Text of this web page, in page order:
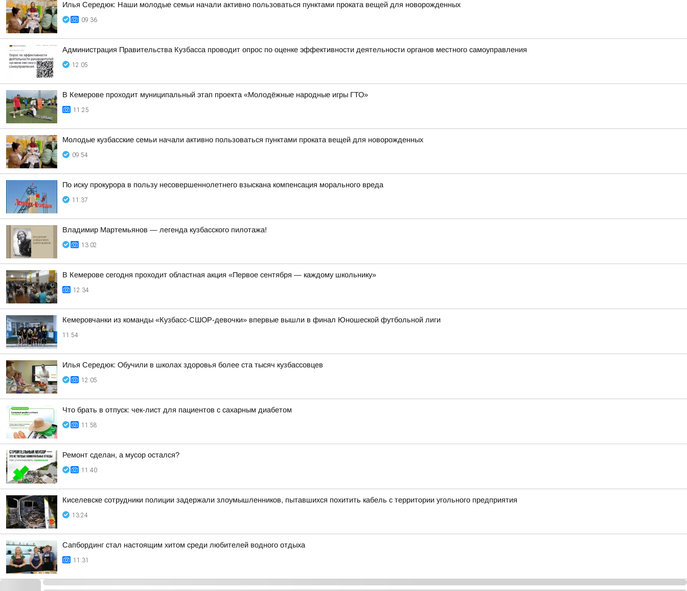
Илья Середюк: Наши молодые семьи начали активно пользоваться пунктами проката вещей для новорожденных
09:36
Администрация Правительства Кузбасса проводит опрос по оценке эффективности деятельности органов местного самоуправления
12:05
В Кемерове проходит муниципальный этап проекта «Молодёжные народные игры ГТО»
11:25
Молодые кузбасские семьи начали активно пользоваться пунктами проката вещей для новорожденных
09:54
По иску прокурора в пользу несовершеннолетнего взыскана компенсация морального вреда
11:37
Владимир Мартемьянов — легенда кузбасского пилотажа!
13:02
В Кемерове сегодня проходит областная акция «Первое сентября — каждому школьнику»
12:34
Кемеровчанки из команды «Кузбасс-СШОР-девочки» впервые вышли в финал Юношеской футбольной лиги
11:54
Илья Середюк: Обучили в школах здоровья более ста тысяч кузбассовцев
12:05
Что брать в отпуск: чек-лист для пациентов с сахарным диабетом
11:58
Ремонт сделан, а мусор остался?
11:40
Киселевске сотрудники полиции задержали злоумышленников, пытавшихся похитить кабель с территории угольного предприятия
13:24
Сапбординг стал настоящим хитом среди любителей водного отдыха
11:31